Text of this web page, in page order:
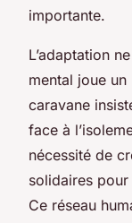
importante.
L’adaptation
mental joue
caravane
face à
nécessité de
solidaires
Ce réseau